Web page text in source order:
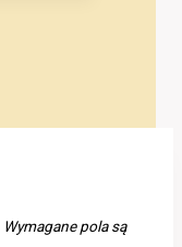
Wymagane pola są